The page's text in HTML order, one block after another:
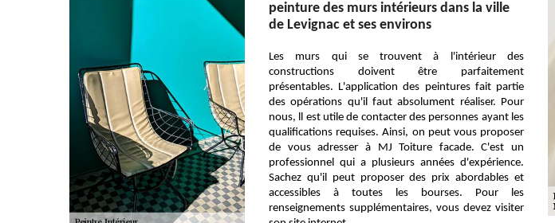
peinture des murs intérieurs dans la ville
de Levignac et ses environs
Les murs qui se trouvent à l'intérieur des
constructions doivent être parfaitement
présentables. L'application des peintures fait partie
des opérations qu'il faut absolument réaliser. Pour
nous, ll est utile de contacter des personnes ayant les
qualifications requises. Ainsi, on peut vous proposer
de vous adresser à MJ Toiture facade. C'est un
professionnel qui a plusieurs années d'expérience.
Sachez qu'il peut proposer des prix abordables et
accessibles à toutes les bourses. Pour les
renseignements supplémentaires, vous devez visiter